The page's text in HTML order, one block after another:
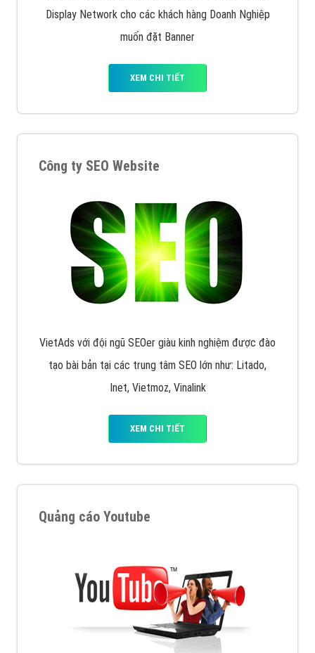
Display Network cho các khách hàng Doanh Nghiệp
muốn đặt Banner
XEM CHI TIẾT
Công ty SEO Website
VietAds với đội ngũ SEOer giàu kinh nghiệm được đào
tạo bài bản tại các trung tâm SEO lớn như: Litado,
Inet, Vietmoz, Vinalink
XEM CHI TIẾT
Quảng cáo Youtube